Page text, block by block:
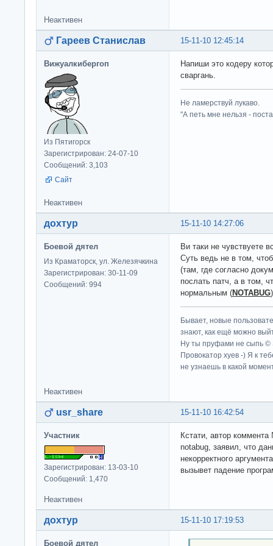
Неактивен
15-11-10 12:45:14
Гареев Станислав
Вижуалкибергоп
Из Пятигорск
Зарегистрирован: 24-07-10
Сообщений: 3,103
Сайт
Напиши это кодеру
сваргань.
Не ламерствуй лукаво.
"А петь мне нельзя -
Неактивен
15-11-10 14:27:06
дохтур
Боевой дятел
Из Краматорск, ул. Железячкина
Зарегистрирован: 30-11-09
Сообщений: 994
Ви таки не чувствуете
Суть ведь не в том,
(там, где согласно
послать патч, а в том,
нормальным (NOTABUG
Бывает, новые
знают, как ещё можно
Ну ты пруфами не сыпь ©
Провокатор хуев -) Я к
не узнаешь в какой
Неактивен
15-11-10 16:42:54
usr_share
Участник
Зарегистрирован: 13-03-10
Сообщений: 1,470
Кстати, автор
notabug, заявил, что
некорректного
вызывет падение
Неактивен
15-11-10 17:19:53
дохтур
Боевой дятел